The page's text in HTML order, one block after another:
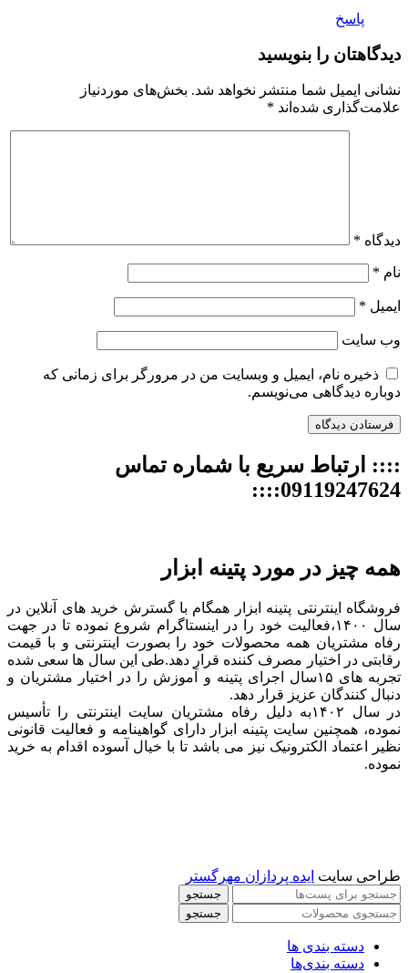
پاسخ
دیدگاهتان را بنویسید
نشانی ایمیل شما منتشر نخواهد شد. بخش‌های موردنیاز
علامت‌گذاری شده‌اند *
دیدگاه *
نام *
ایمیل *
وب‌ سایت
ذخیره نام، ایمیل و وبسایت من در مرورگر برای زمانی که
دوباره دیدگاهی می‌نویسم.
:::: ارتباط سریع با شماره تماس
09119247624::::
همه چیز در مورد پتینه ابزار
فروشگاه اینترنتی پتینه ابزار همگام با گسترش خرید های آنلاین در
سال ۱۴۰۰،فعالیت خود را در اینستاگرام شروع نموده تا در جهت
رفاه مشتریان همه محصولات خود را بصورت اینترنتی و با قیمت
رقابتی در اختیار مصرف کننده قرار دهد.طی این سال ها سعی شده
تجربه های ۱۵سال اجرای پتینه و آموزش را در اختیار مشتریان و
دنبال کنندگان عزیز قرار دهد.
در سال ۱۴۰۲به دلیل رفاه مشتریان سایت اینترنتی را تأسیس
نموده، همچنین سایت پتینه ابزار دارای گواهینامه و فعالیت قانونی
نظیر اعتماد الکترونیک نیز می باشد تا با خیال آسوده اقدام به خرید
نموده.
طراحی سایت ایده پردازان مهرگستر
جستجو
جستجو
دسته بندی ها
دسته بندی‌ها